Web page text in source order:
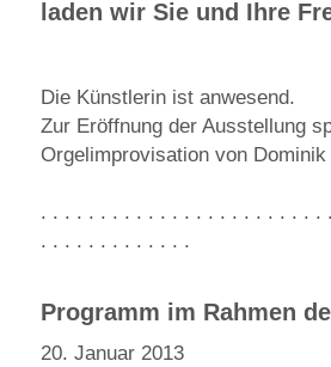
laden wir Sie und Ihre
Die Künstlerin ist anwesend.
Zur Eröffnung der Ausstellung
Orgelimprovisation von
. . . . . . . . . . . . . . . . . . . . . . .
. . . . . . . . . . . . .
Programm im Rahmen
20. Januar 2013